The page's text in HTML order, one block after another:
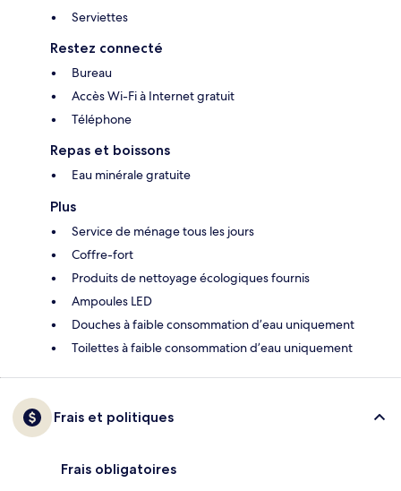
Serviettes
Restez connecté
Bureau
Accès Wi-Fi à Internet gratuit
Téléphone
Repas et boissons
Eau minérale gratuite
Plus
Service de ménage tous les jours
Coffre-fort
Produits de nettoyage écologiques fournis
Ampoules LED
Douches à faible consommation d’eau uniquement
Toilettes à faible consommation d’eau uniquement
Frais et politiques
Frais obligatoires